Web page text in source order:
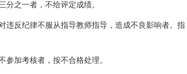
分之一者，不给评定成绩。
违反纪律不服从指导教师指导，造成不良影响者。指
参加考核者，按不合格处理。